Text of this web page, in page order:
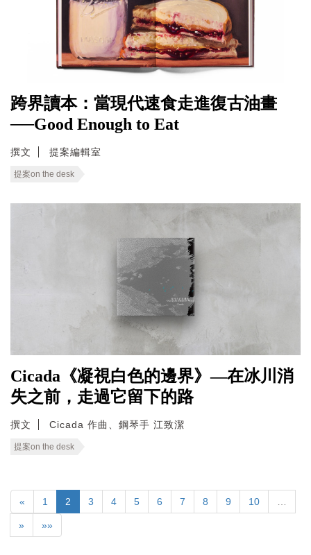
跨界讀本：當現代速食走進復古油畫
──Good Enough to Eat
撰文 提案編輯室
提案on the desk
Cicada《凝視白色的邊界》—在冰川消
失之前，走過它留下的路
撰文 Cicada 作曲、鋼琴手 江致潔
提案on the desk
« 1 2 3 4 5 6 7 8 9 10
» »»